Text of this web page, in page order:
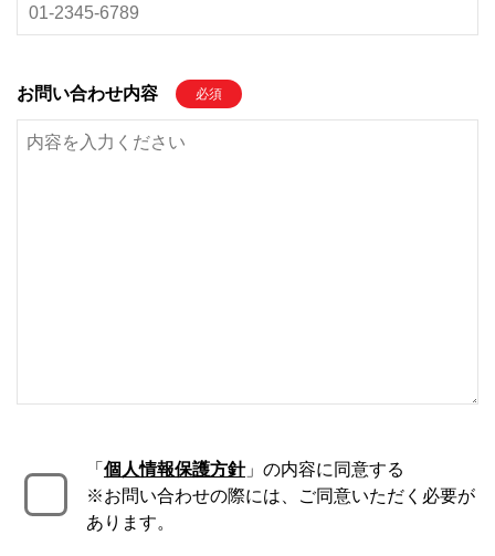
お問い合わせ内容 必須
「 個人情報保護方針」の内容に同意する
※お問い合わせの際には、ご同意いただく必要が
あります。